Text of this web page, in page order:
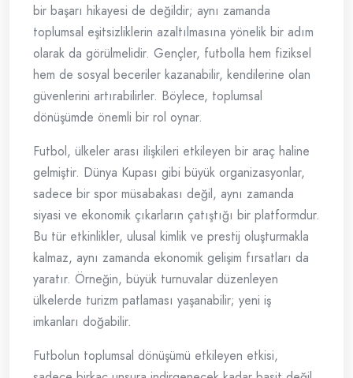
bir başarı hikayesi de değildir; aynı zamanda
toplumsal eşitsizliklerin azaltılmasına yönelik bir adım
olarak da görülmelidir. Gençler, futbolla hem fiziksel
hem de sosyal beceriler kazanabilir, kendilerine olan
güvenlerini artırabilirler. Böylece, toplumsal
dönüşümde önemli bir rol oynar.
Futbol, ülkeler arası ilişkileri etkileyen bir araç haline
gelmiştir. Dünya Kupası gibi büyük organizasyonlar,
sadece bir spor müsabakası değil, aynı zamanda
siyasi ve ekonomik çıkarların çatıştığı bir platformdur.
Bu tür etkinlikler, ulusal kimlik ve prestij oluşturmakla
kalmaz, aynı zamanda ekonomik gelişim fırsatları da
yaratır. Örneğin, büyük turnuvalar düzenleyen
ülkelerde turizm patlaması yaşanabilir; yeni iş
imkanları doğabilir.
Futbolun toplumsal dönüşümü etkileyen etkisi,